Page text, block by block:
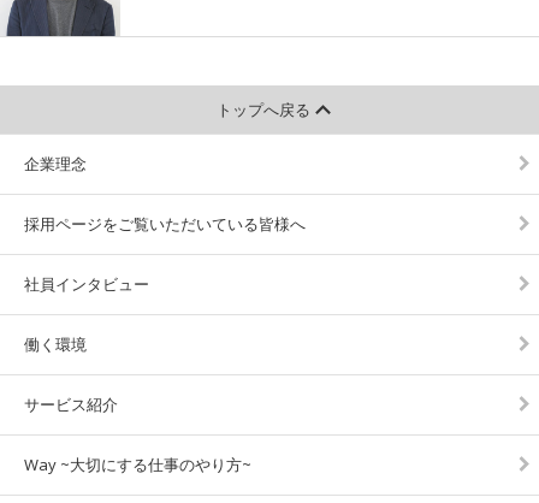
トップへ戻る
企業理念
採用ページをご覧いただいている皆様へ
社員インタビュー
働く環境
サービス紹介
Way ~大切にする仕事のやり方~